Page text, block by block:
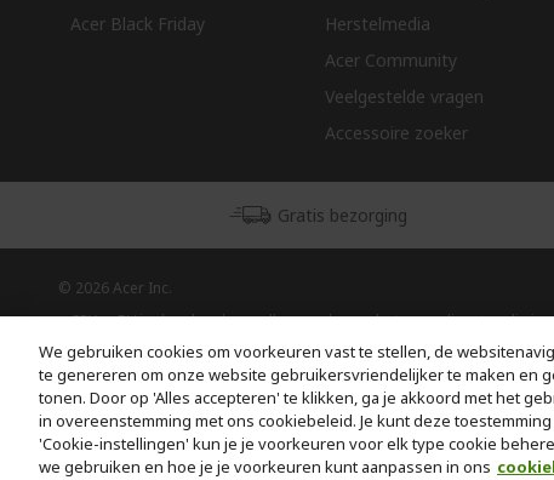
Acer Black Friday
Herstelmedia
Acer Community
Veelgestelde vragen
Accessoire zoeker
Gratis bezorging
© 2026 Acer Inc.
CPYou BV is de erkende reseller van de producten en diensten die in
deze winkel worden aangeboden.
We gebruiken cookies om voorkeuren vast te stellen, de
te genereren om onze website gebruikersvriendelijker te maken en
tonen. Door op 'Alles accepteren' te klikken, ga je akkoord met het
in overeenstemming met ons cookiebeleid. Je kunt deze
'Cookie-instellingen' kun je je voorkeuren voor elk type cookie
we gebruiken en hoe je je voorkeuren kunt aanpassen in ons